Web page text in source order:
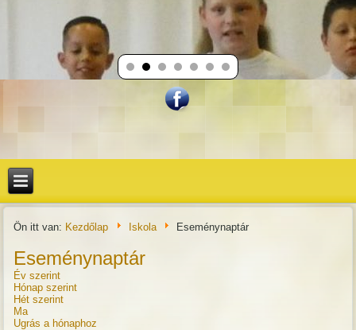
Ön itt van: Kezdőlap Iskola Eseménynaptár
Eseménynaptár
Év szerint
Hónap szerint
Hét szerint
Ma
Ugrás a hónaphoz